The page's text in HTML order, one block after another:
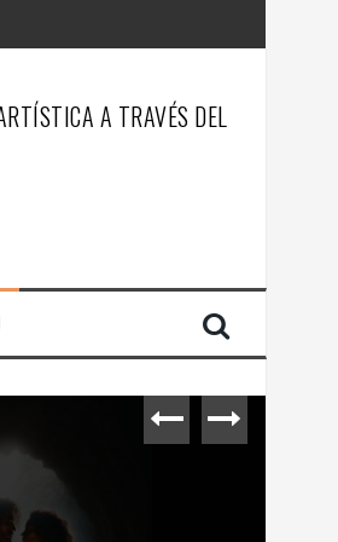
A TRAVÉS DEL